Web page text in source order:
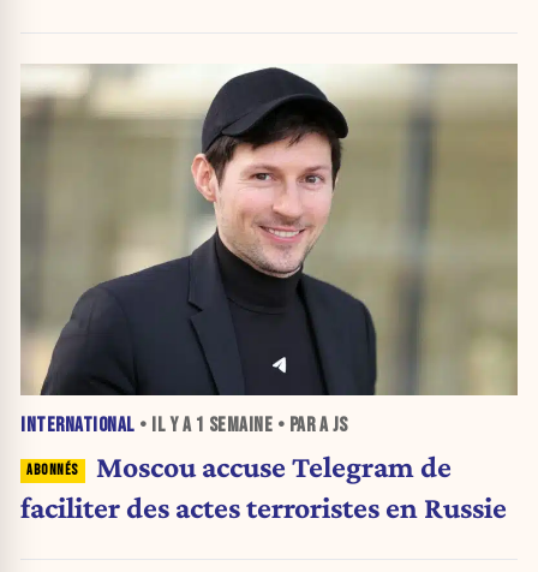
INTERNATIONAL • IL Y A 1 SEMAINE • PAR A JS
Moscou accuse Telegram de
faciliter des actes terroristes en Russie